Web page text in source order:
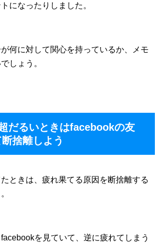
になったりしました。
何に対して関心を持っているか、メモ
しょう。
だるいときはfacebookの友
捨離しよう
ときは、疲れ果てる原因を断捨離する
を見ていて、逆に疲れてしまう